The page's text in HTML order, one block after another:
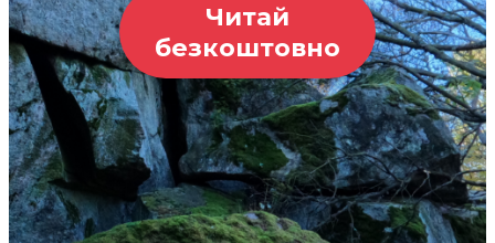
Читай
безкоштовно